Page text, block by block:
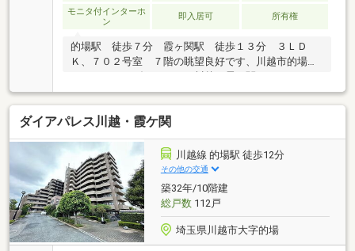
モニタ付インターホ
ン
即入居可 所有権
的場駅 徒歩７分 霞ヶ関駅 徒歩１３分 ３ＬＤ
Ｋ、７０２号室 ７階の眺望良好です、川越市的場２
ダイアパレス川越・霞ケ関
川越線 的場駅 徒歩12分
その他の交通
築32年/10階建
総戸数112戸
埼玉県川越市大字的場